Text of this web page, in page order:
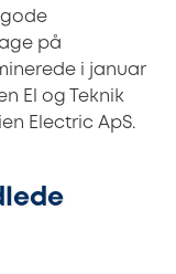
på
i januar
El og Teknik
Electric ApS.